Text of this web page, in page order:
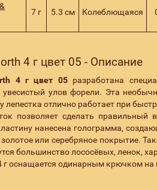
7 г 5.3 см Колеблющаяся
4 г цвет 05 - Описание
4 г цвет 05 разработана
улов форели. Эта
лепестка отлично работает при
позволяет сделать
нанесена голограмма,
или серебряное покрытие.
большинство лососёвых, ленок,
г оснащается одинарным крючком на